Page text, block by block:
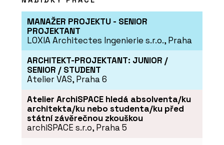
MANAŽER PROJEKTU - SENIOR
PROJEKTANT
LOXIA Architectes Ingenierie s.r.o., Praha
ARCHITEKT-PROJEKTANT: JUNIOR /
SENIOR / STUDENT
Atelier VAS, Praha 6
Atelier ArchiSPACE hledá absolventa/ku
architekta/ku nebo studenta/ku před
státní závěrečnou zkouškou
archiSPACE s.r.o, Praha 5